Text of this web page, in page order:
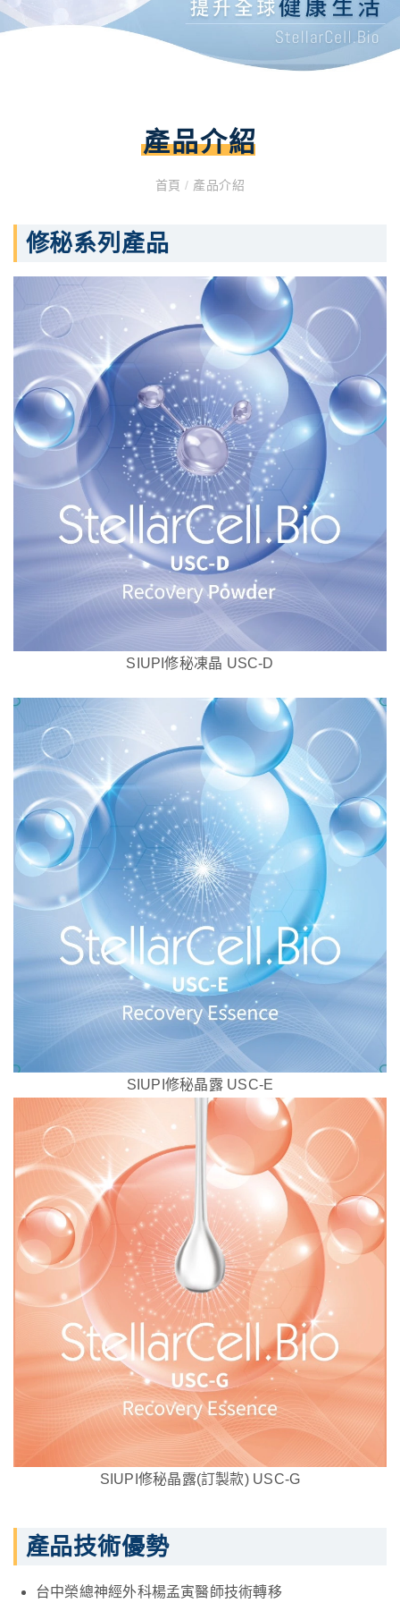
產品介紹
首頁/ 產品介紹
修秘系列產品
SIUPI修秘凍晶 USC-D
SIUPI修秘晶露 USC-E
SIUPI修秘晶露(訂製款) USC-G
產品技術優勢
台中榮總神經外科楊孟寅醫師技術轉移